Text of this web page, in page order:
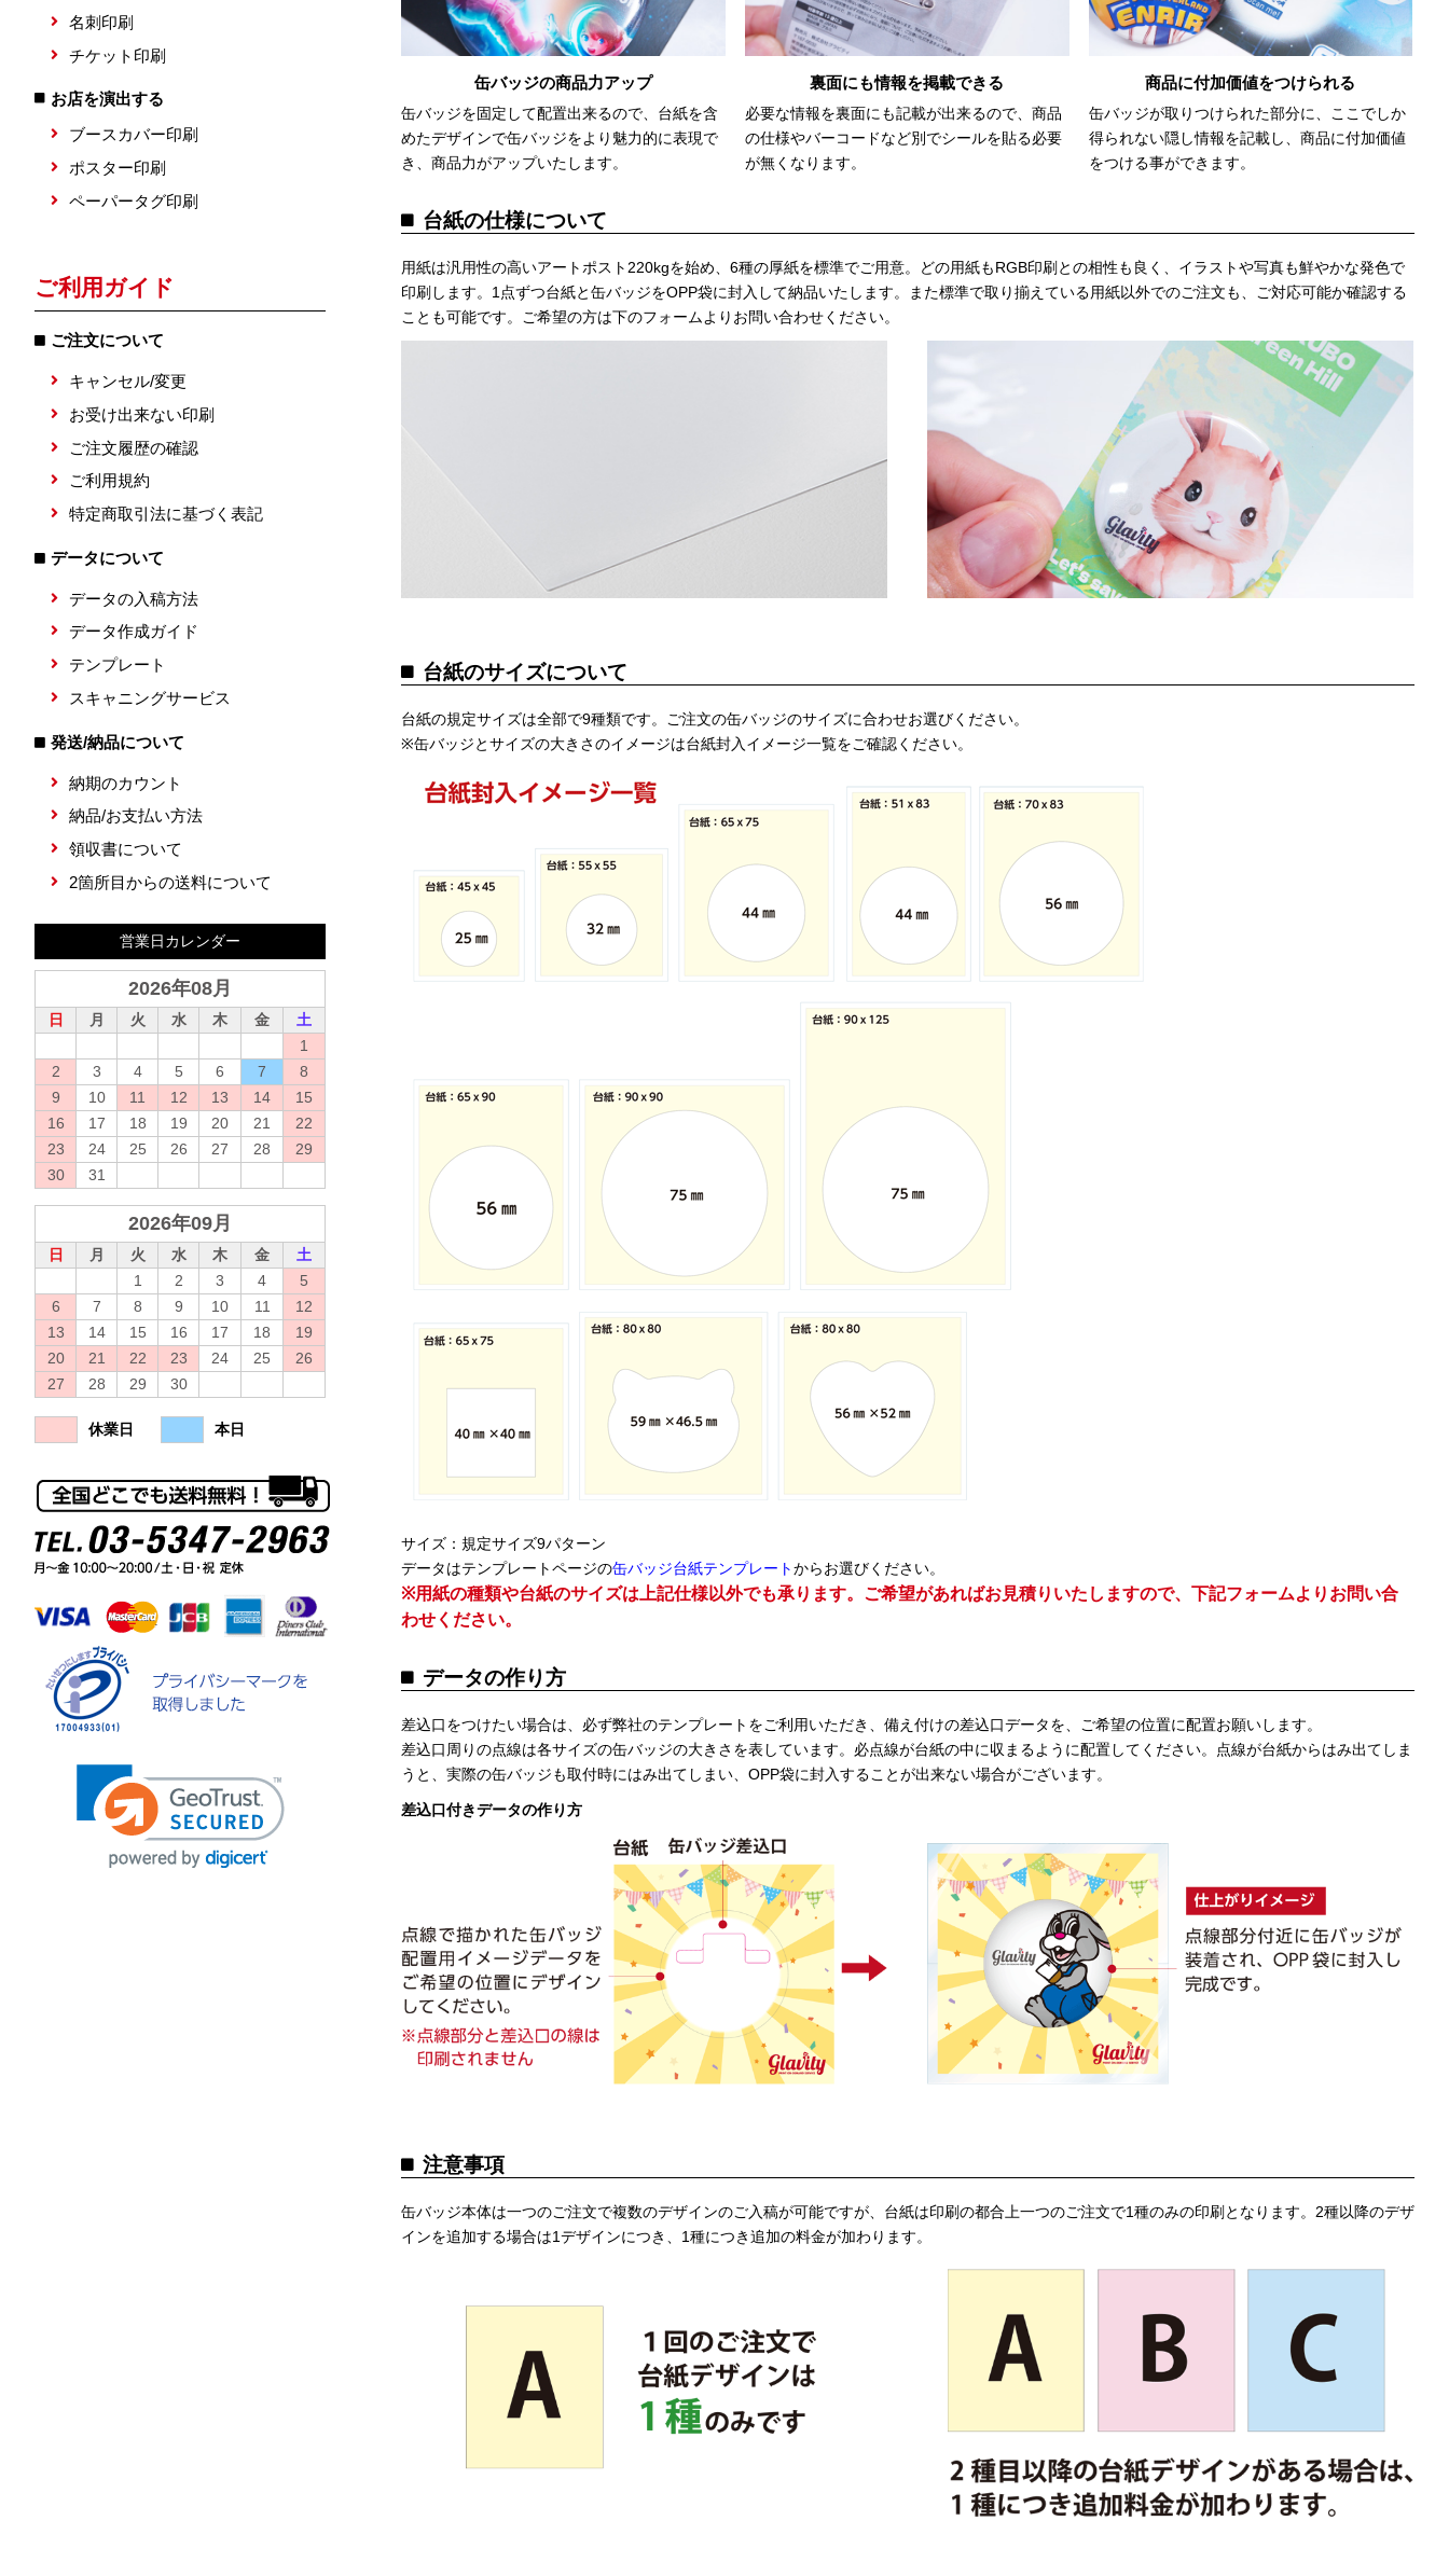
名刺印刷
チケット印刷
お店を演出する
ブースカバー印刷
ポスター印刷
ペーパータグ印刷
ご利用ガイド
ご注文について
キャンセル/変更
お受け出来ない印刷
ご注文履歴の確認
ご利用規約
特定商取引法に基づく表記
データについて
データの入稿方法
データ作成ガイド
テンプレート
スキャニングサービス
発送/納品について
納期のカウント
納品/お支払い方法
領収書について
2箇所目からの送料について
営業日カレンダー
2026年08月
日 月 火 水 木 金
土
1
2
3 4 5 6 7
8
9
10 11 12 13 14
15
16
17 18 19 20 21
22
23
24 25 26 27 28
29
30
31
2026年09月
日 月 火 水 木 金
土
1
2 3 4
5
6
7 8 9 10 11
12
13
14 15 16 17 18
19
20
21 22 23 24 25
26
27
28 29 30
休業日 本日
缶バッジの商品力アップ
缶バッジを固定して配置出来るので、台紙を含
めたデザインで缶バッジをより魅力的に表現で
き、商品力がアップいたします。
裏面にも情報を掲載できる
必要な情報を裏面にも記載が出来るので、商品
の仕様やバーコードなど別でシールを貼る必要
が無くなります。
商品に付加価値をつけられる
缶バッジが取りつけられた部分に、ここでしか
得られない隠し情報を記載し、商品に付加価値
をつける事ができます。
台紙の仕様について
用紙は汎用性の高いアートポスト220kgを始め、6種の厚紙を標準でご用意。どの用紙もRGB印刷との相性も良く、イラストや写真も鮮やかな発色で
印刷します。1点ずつ台紙と缶バッジをOPP袋に封入して納品いたします。また標準で取り揃えている用紙以外でのご注文も、ご対応可能か確認する
ことも可能です。ご希望の方は下のフォームよりお問い合わせください。
台紙のサイズについて
台紙の規定サイズは全部で9種類です。ご注文の缶バッジのサイズに合わせお選びください。
※缶バッジとサイズの大きさのイメージは台紙封入イメージ一覧をご確認ください。
サイズ：規定サイズ9パターン
データはテンプレートページの缶バッジ台紙テンプレートからお選びください。
※用紙の種類や台紙のサイズは上記仕様以外でも承ります。ご希望があればお見積りいたしますので、下記フォームよりお問い合
わせください。
データの作り方
差込口をつけたい場合は、必ず弊社のテンプレートをご利用いただき、備え付けの差込口データを、ご希望の位置に配置お願いします。
差込口周りの点線は各サイズの缶バッジの大きさを表しています。必点線が台紙の中に収まるように配置してください。点線が台紙からはみ出てしま
うと、実際の缶バッジも取付時にはみ出てしまい、OPP袋に封入することが出来ない場合がございます。
差込口付きデータの作り方
注意事項
缶バッジ本体は一つのご注文で複数のデザインのご入稿が可能ですが、台紙は印刷の都合上一つのご注文で1種のみの印刷となります。2種以降のデザ
インを追加する場合は1デザインにつき、1種につき追加の料金が加わります。